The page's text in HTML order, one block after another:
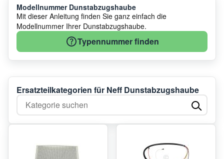
Modellnummer Dunstabzugshaube
Mit dieser Anleitung finden Sie ganz einfach die
Modellnummer Ihrer Dunstabzugshaube.
Typennummer finden
Ersatzteilkategorien für Neff Dunstabzugshaube
Kategorie suchen